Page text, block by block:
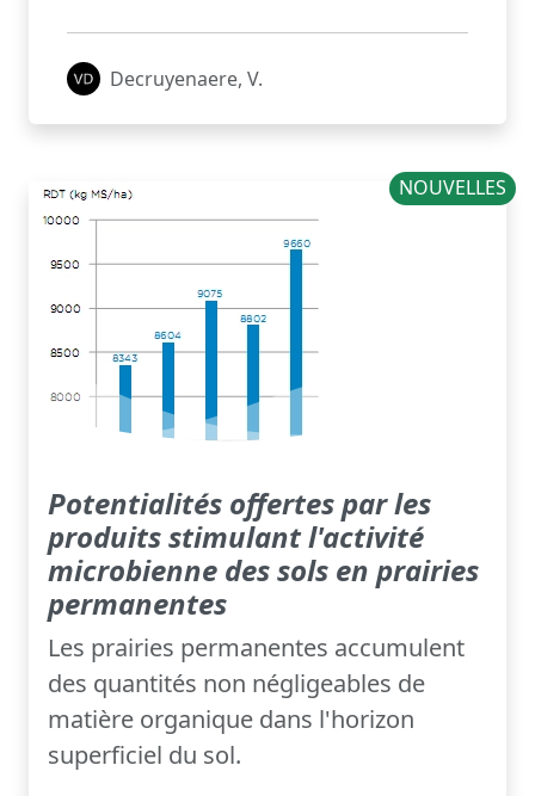
Decruyenaere, V.
NOUVELLES
Potentialités offertes par les
produits stimulant l'activité
microbienne des sols en prairies
permanentes
Les prairies permanentes accumulent
des quantités non négligeables de
matière organique dans l'horizon
superficiel du sol.